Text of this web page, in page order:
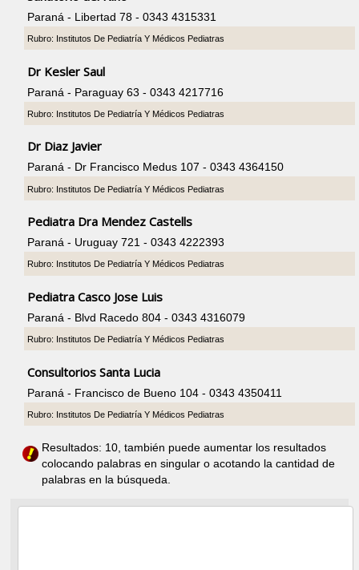
Paraná - Libertad 78 - 0343 4315331
Rubro: Institutos De Pediatría Y Médicos Pediatras
Dr Kesler Saul
Paraná - Paraguay 63 - 0343 4217716
Rubro: Institutos De Pediatría Y Médicos Pediatras
Dr Diaz Javier
Paraná - Dr Francisco Medus 107 - 0343 4364150
Rubro: Institutos De Pediatría Y Médicos Pediatras
Pediatra Dra Mendez Castells
Paraná - Uruguay 721 - 0343 4222393
Rubro: Institutos De Pediatría Y Médicos Pediatras
Pediatra Casco Jose Luis
Paraná - Blvd Racedo 804 - 0343 4316079
Rubro: Institutos De Pediatría Y Médicos Pediatras
Consultorios Santa Lucia
Paraná - Francisco de Bueno 104 - 0343 4350411
Rubro: Institutos De Pediatría Y Médicos Pediatras
Resultados: 10, también puede aumentar los resultados
colocando palabras en singular o acotando la cantidad de
palabras en la búsqueda.